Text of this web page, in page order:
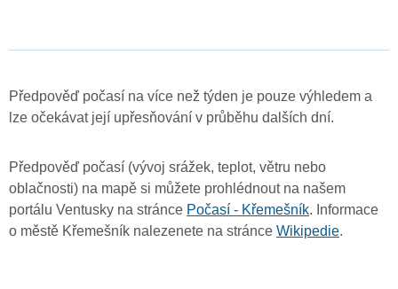
Předpověď počasí na více než týden je pouze výhledem a
lze očekávat její upřesňování v průběhu dalších dní.
Předpověď počasí (vývoj srážek, teplot, větru nebo
oblačnosti) na mapě si můžete prohlédnout na našem
portálu Ventusky na stránce Počasí - Křemešník. Informace
o městě Křemešník nalezenete na stránce Wikipedie.